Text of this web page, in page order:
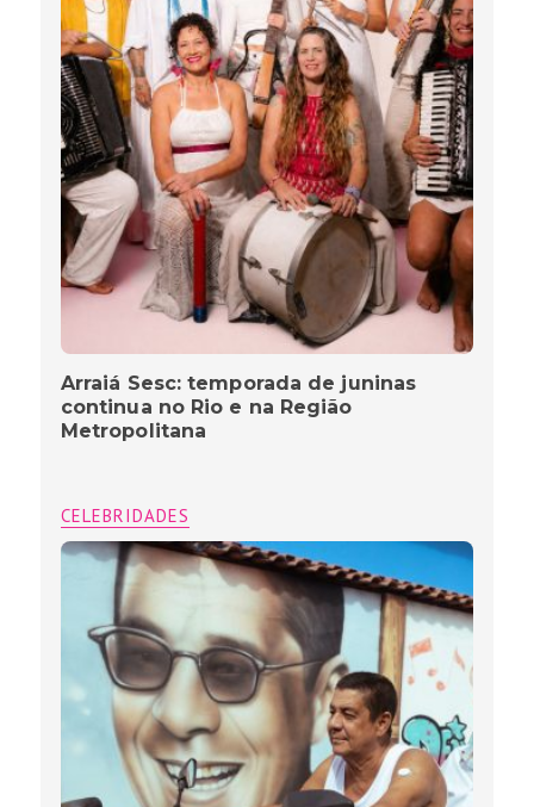
Arraiá Sesc: temporada de juninas
continua no Rio e na Região
Metropolitana
CELEBRIDADES